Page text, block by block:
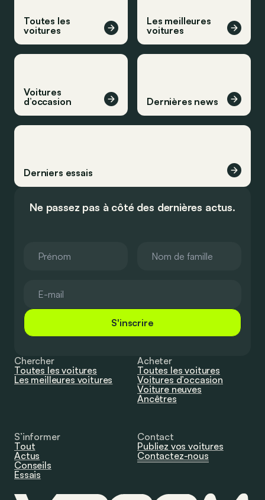
Toutes les
voitures
Les meilleures
voitures
Voitures
d’occasion
Dernières news
Derniers essais
Ne passez pas à côté des dernières actus.
S'inscrire
Chercher
Toutes les voitures
Les meilleures voitures
Acheter
Toutes les voitures
Voitures d’occasion
Voiture neuves
Ancêtres
S’informer
Tout
Actus
Conseils
Essais
Contact
Publiez vos voitures
Contactez-nous